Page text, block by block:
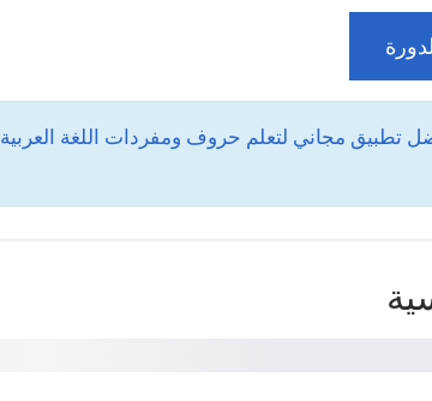
تطبيق مجاني لتعلم حروف ومفردات اللغة العربية